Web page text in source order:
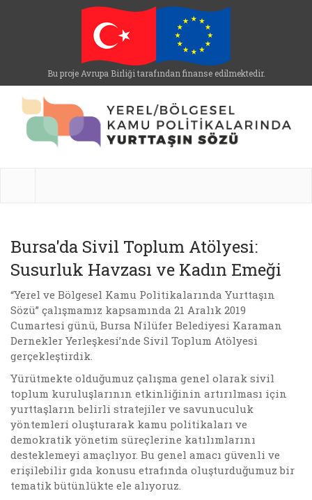
Bu proje Avrupa Birliği tarafından finanse edilmektedir.
Bursa'da Sivil Toplum Atölyesi:
Susurluk Havzası ve Kadın Emeği
“Yerel ve Bölgesel Kamu Politikalarında Yurttaşın
Sözü” çalışmamız kapsamında 21 Aralık 2019
Cumartesi günü, Bursa Nilüfer Belediyesi Karaman
Dernekler Yerleşkesi’nde Sivil Toplum Atölyesi
gerçekleştirdik.
Yürütmekte olduğumuz çalışma genel olarak sivil
toplum kuruluşlarının etkinliğinin artırılması için
yurttaşların belirli stratejiler ve savunuculuk
yöntemleri oluşturarak kamu politikaları ve
demokratik yönetim süreçlerine katılımlarını
desteklemeyi amaçlıyor. Bu genel amacı güvenli ve
erişilebilir gıda konusu etrafında oluşturduğumuz bir
tematik bütünlükte ele alıyoruz.